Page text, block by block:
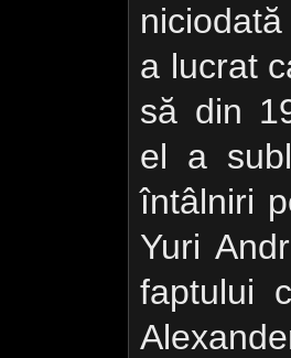
a lucrat
să din
el a
întâlniri
Yuri
faptului